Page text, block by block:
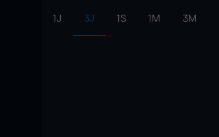
1J 3J 1S 1M 3M